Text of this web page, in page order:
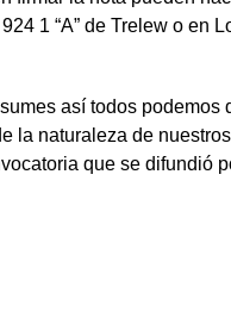
1 “A” de Trelew o en
así todos podemos
la naturaleza de
que se difundió